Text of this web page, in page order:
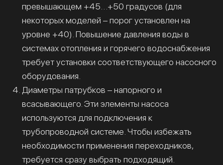
превышающем +45…+50 градусов (для
некоторых моделей – порог установлен на
уровне +40). Повышение давления воды в
системах отопления и горячего водоснабжения
требует установки соответствующего насосного
оборудования.
Диаметры патрубков – напорного и
всасывающего. Эти элементы насоса
используются для подключения к
трубопроводной системе. Чтобы избежать
необходимости применения переходников,
требуется сразу выбрать подходящий.